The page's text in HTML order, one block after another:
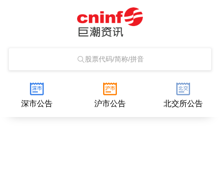
股票代码/简称/拼音
深市公告 沪市公告 北交所公告